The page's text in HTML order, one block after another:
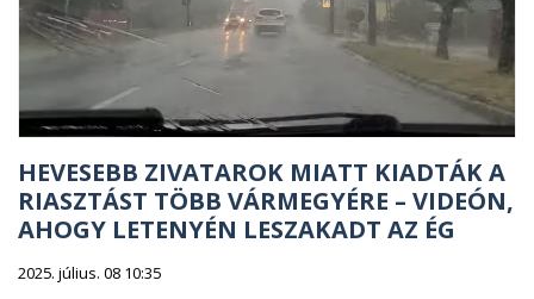
HEVESEBB ZIVATAROK MIATT KIADTÁK A
RIASZTÁST TÖBB VÁRMEGYÉRE – VIDEÓN,
AHOGY LETENYÉN LESZAKADT AZ ÉG
2025. július. 08 10:35